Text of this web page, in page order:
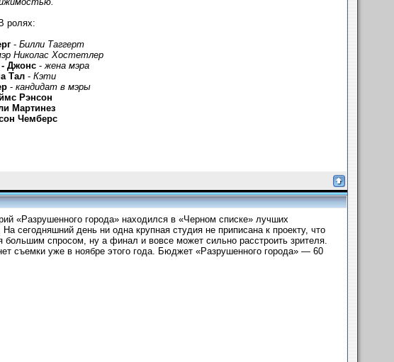
В ролях:
- Билли Таггерт
Николас Хостетлер
- Джонс-жена мэра
Тал- Кэти
- кандидат в мэры
Рэнсон
Мартинез
Чемберс
«Разрушенного города» находился в «Черном списке» лучших
сегодняшний день ни одна крупная студия не приписана к проекту, что
большим спросом, ну а финал и вовсе может сильно расстроить зрителя.
съемки уже в ноябре этого года. Бюджет «Разрушенного города» — 60